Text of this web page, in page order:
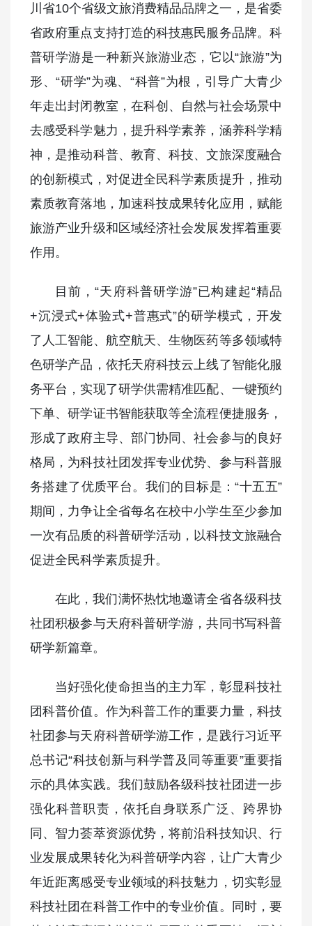
川省10个省级文旅消费精品品牌之一，是省委
省政府重点支持打造的科技惠民服务品牌。科
普研学游是一种新兴旅游业态，它以“旅游”为
形、“研学”为魂、“科普”为根，引导广大青少
年走出封闭教室，在科创、自然与社会场景中
去感受科学魅力，提升科学素养，涵养科学精
神，是推动科普、教育、科技、文旅深度融合
的创新模式，对促进全民科学素质提升，推动
素质教育落地，加速科技成果转化应用，赋能
旅游产业升级和区域经济社会发展发挥着重要
作用。
目前，“天府科普研学游”已构建起“精品
+沉浸式+体验式+普惠式”的研学模式，开发
了人工智能、航空航天、生物医药等多领域特
色研学产品，依托天府科技云上线了智能化服
务平台，实现了研学供需精准匹配、一键预约
下单、研学证书智能获取等全流程便捷服务，
形成了政府主导、部门协同、社会参与的良好
格局，为科技社团发挥专业优势、参与科普服
务搭建了优质平台。我们的目标是：“十五五”
期间，力争让全省每名在校中小学生至少参加
一次有品质的科普研学活动，以科技文旅融合
促进全民科学素质提升。
在此，我们满怀热忱地邀请全省各级科技
社团积极参与天府科普研学游，共同书写科普
研学新篇章。
当好强化使命担当的主力军，彰显科技社
团科普价值。作为科普工作的重要力量，科技
社团参与天府科普研学游工作，是践行习近平
总书记“科技创新与科学普及同等重要”重要指
示的具体实践。我们鼓励各级科技社团进一步
强化科普职责，依托自身联系广泛、跨界协
同、智力荟萃资源优势，将前沿科技知识、行
业发展成果转化为科普研学内容，让广大青少
年近距离感受专业领域的科技魅力，切实彰显
科技社团在科普工作中的专业价值。同时，要